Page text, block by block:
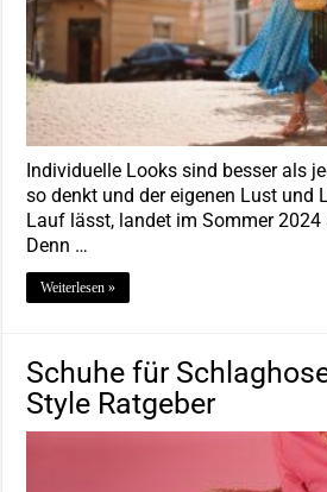
Individuelle Looks sind besser als
so denkt und der eigenen Lust und
Lauf lässt, landet im Sommer 2024
Denn …
Weiterlesen »
Schuhe für
Style Ratgeber